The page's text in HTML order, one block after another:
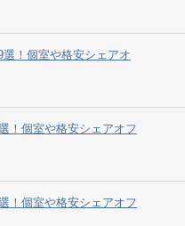
！個室や格安シェアオ
！個室や格安シェアオフ
！個室や格安シェアオフ